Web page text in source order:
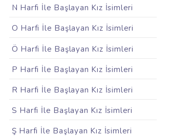
N Harfi İle Başlayan Kız İsimleri
O Harfi İle Başlayan Kız İsimleri
Ö Harfi İle Başlayan Kız İsimleri
P Harfi İle Başlayan Kız İsimleri
R Harfi İle Başlayan Kız İsimleri
S Harfi İle Başlayan Kız İsimleri
Ş Harfi İle Başlayan Kız İsimleri